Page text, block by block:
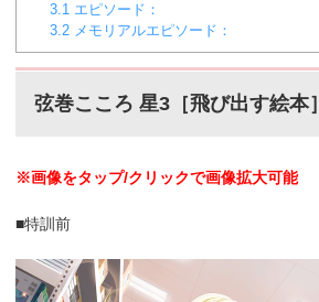
3.1 エピソード：
3.2 メモリアルエピソード：
弦巻こころ 星3［飛び出す絵本］
※画像をタップ/クリックで画像拡大可能
■特訓前